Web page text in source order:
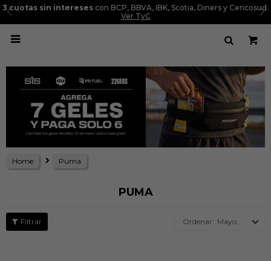
3 cuotas sin intereses con BCP, BBVA, IBK, Scotia, Diners y Cencosud.
Ver TyC

Home Puma
PUMA
Mayor precio